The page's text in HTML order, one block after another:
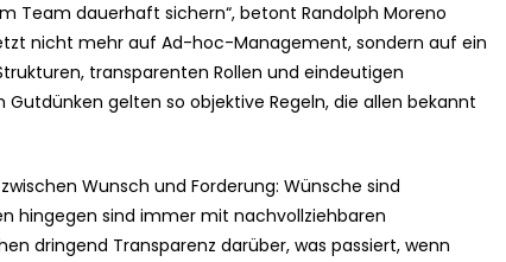
Team dauerhaft sichern“, betont Randolph Moreno
nicht mehr auf Ad-hoc-Management, sondern auf ein
transparenten Rollen und eindeutigen
gelten so objektive Regeln, die allen bekannt
Wunsch und Forderung: Wünsche sind
hingegen sind immer mit nachvollziehbaren
dringend Transparenz darüber, was passiert, wenn